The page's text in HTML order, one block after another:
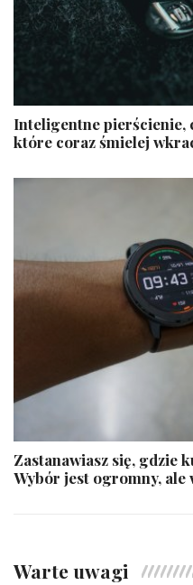
Inteligentne pierścienie,
które coraz śmielej
Zastanawiasz się, gdzie
Wybór jest ogromny, ale
Warte uwagi